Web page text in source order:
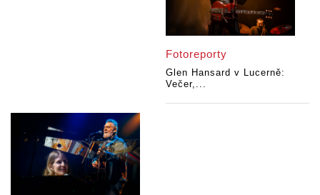
Fotoreporty
Glen Hansard v Lucerně:
Večer,...